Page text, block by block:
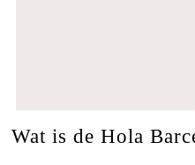
Wat is de Hola